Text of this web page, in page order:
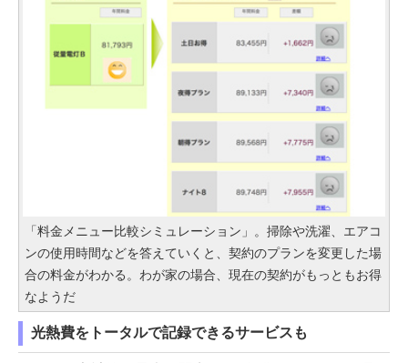
「料金メニュー比較シミュレーション」。掃除や洗濯、エアコ
ンの使用時間などを答えていくと、契約のプランを変更した場
合の料金がわかる。わが家の場合、現在の契約がもっともお得
なようだ
光熱費をトータルで記録できるサービスも